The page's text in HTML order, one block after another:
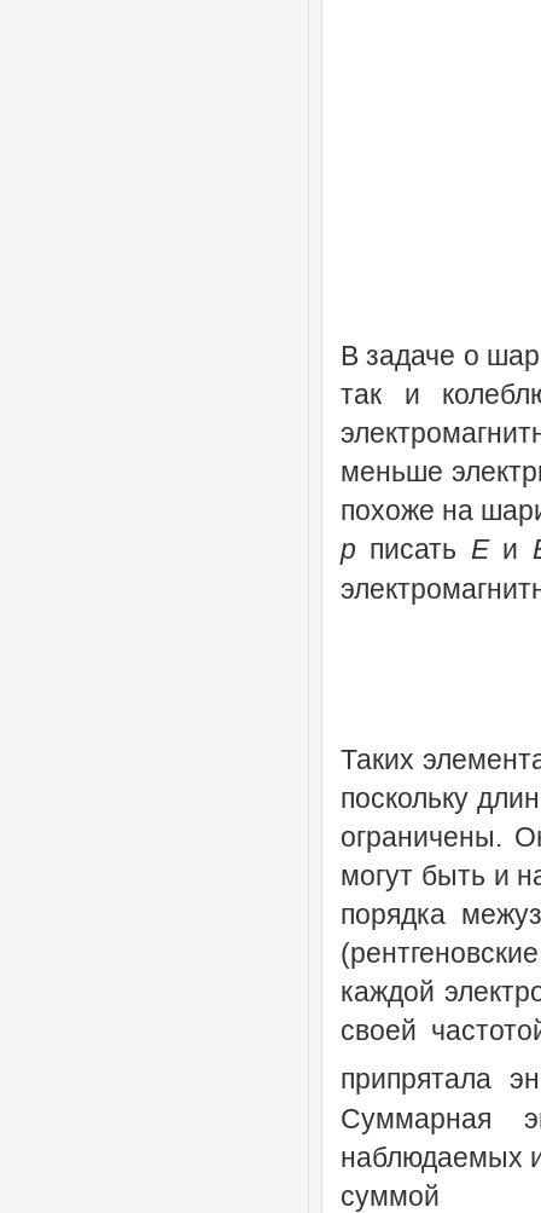
В задаче о
так и
меньше
похоже на
p писать Eи
Таких
поскольку
ограничены.
могут быть и
порядка
каждой
своей
припрятала
Суммарная
наблюдаемых
суммой